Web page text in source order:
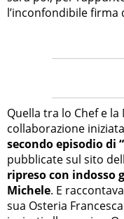
l’inconfondibile
Quella tra lo Chef e
collaborazione
secondo episodio di
pubblicate sul sito
ripreso con indosso
Michele. E
sua Osteria